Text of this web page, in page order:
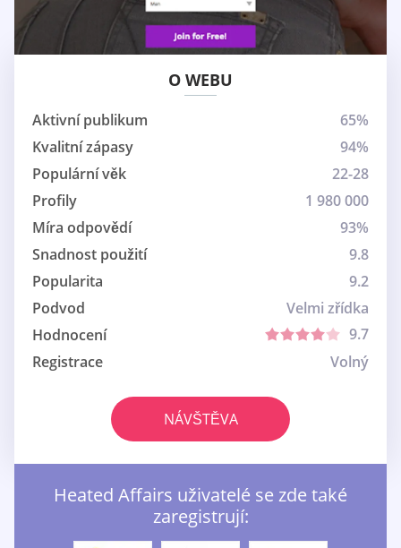
O WEBU
Aktivní publikum
65%
Kvalitní zápasy
94%
Populární věk
22-28
Profily
1 980 000
Míra odpovědí
93%
Snadnost použití
9.8
Popularita
9.2
Podvod
Velmi zřídka
Hodnocení
9.7
Registrace
Volný
NÁVŠTĚVA
Heated Affairs uživatelé se zde také
zaregistrují: